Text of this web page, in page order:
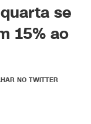
se
15% ao